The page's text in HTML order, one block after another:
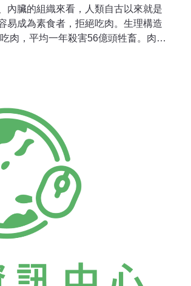
內臟的組織來看，人類自古以來就是
易成為素食者，拒絕吃肉。生理構造
肉，平均一年殺害56億頭牲畜。肉製
公斤--此數據來自聯合國2003年做的
PUBRIK寫的「東遊記」、義
人有趣的考證。稍微介紹一下他們著
古人十人份的食物量，只相當於我國
可以直接飲用，早上起來就喝煮好的
一點點肉喝點湯即可；夏季時若沒捕
民的